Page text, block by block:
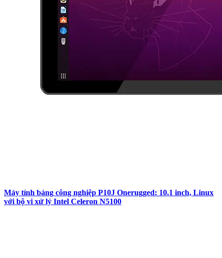
Máy tính bảng công nghiệp P10J Onerugged: 10.1 inch, Linux
với bộ vi xử lý Intel Celeron N5100